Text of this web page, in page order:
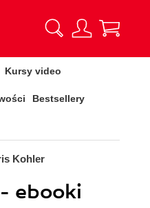
Kursy video
Bestsellery
Kohler
ebooki